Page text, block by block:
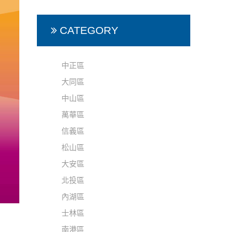
CATEGORY
中正區
大同區
中山區
萬華區
信義區
松山區
大安區
北投區
內湖區
士林區
南港區